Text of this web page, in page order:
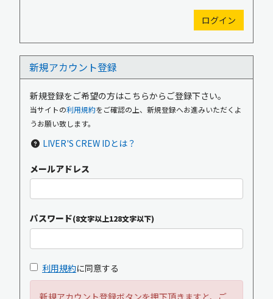
新規アカウント登録
新規登録をご希望の方はこちらからご登録下さい。
当サイトの利用規約をご確認の上、新規登録へお進みいただくよ
うお願い致します。
LIVER'S CREW IDとは？
メールアドレス
パスワード(8文字以上128文字以下)
利用規約に同意する
新規アカウント登録ボタンを押下頂きますと、ご